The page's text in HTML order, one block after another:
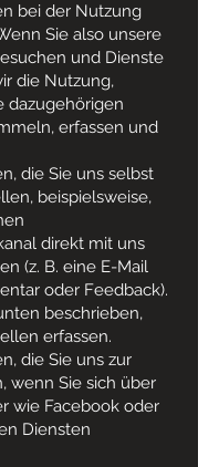
bei der Nutzung
Sie also unsere
und Dienste
die Nutzung,
dazugehörigen
erfassen und
die Sie uns selbst
beispielsweise,
direkt mit uns
(z. B. eine E-Mail
oder Feedback).
beschrieben,
erfassen.
die Sie uns zur
wenn Sie sich über
wie Facebook oder
Diensten